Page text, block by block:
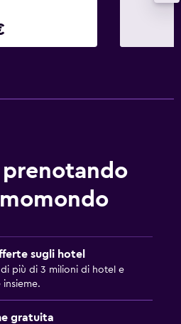
prenotando
sugli hotel
più di 3 milioni di hotel e
gratuita